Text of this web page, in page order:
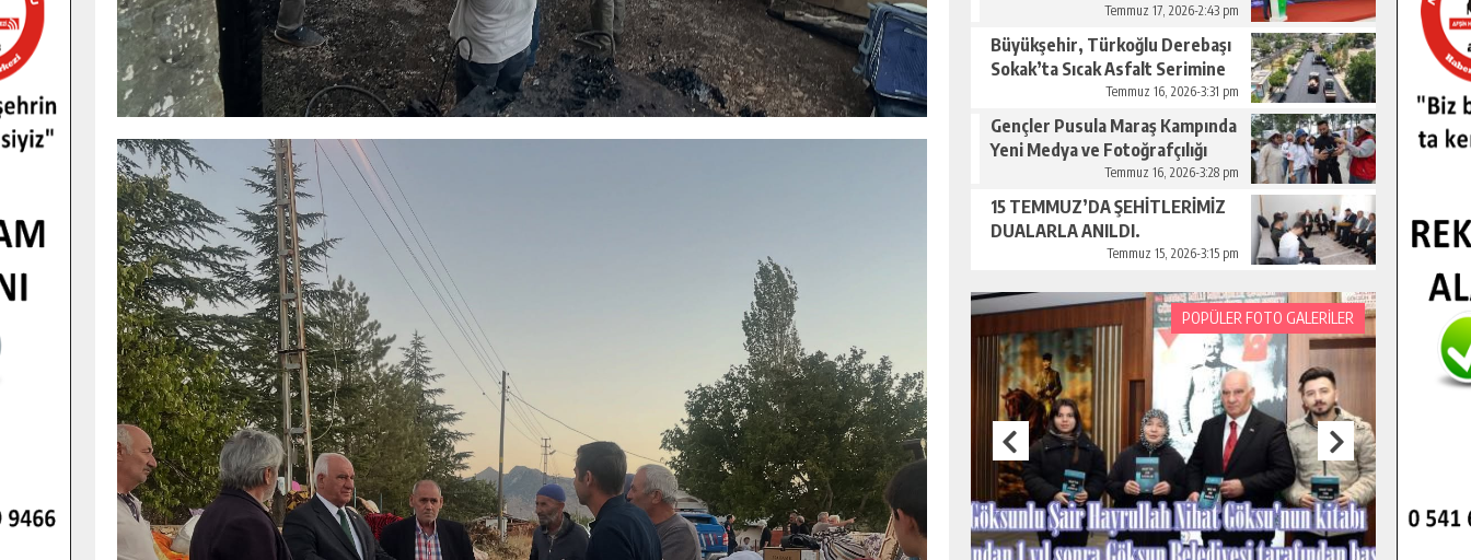
Tarımına Katkı Sağlayacak.
Temmuz 17, 2026-2:43 pm
Büyükşehir, Türkoğlu Derebaşı
Sokak’ta Sıcak Asfalt Serimine
Temmuz 16, 2026-3:31 pm
Gençler Pusula Maraş Kampında
Yeni Medya ve Fotoğrafçılığı
Temmuz 16, 2026-3:28 pm
15 TEMMUZ’DA ŞEHİTLERİMİZ
DUALARLA ANILDI.
Temmuz 15, 2026-3:15 pm
POPÜLER FOTO GALERİLER